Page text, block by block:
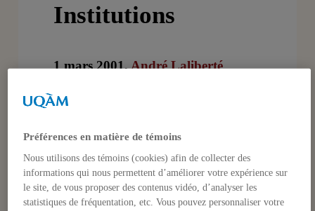
Institutions
1 mars 2001,André Laliberté
Identity Conflicts in Asia: Identifying
the Issues for Canada and Multilateral
Institutions» (en coopération avec
Susan J. Henders, Carole Channer,
Préférences en matière de témoins
Nous utilisons des témoins (cookies) afin de collecter des
informations qui nous permettent d’améliorer votre expérience sur
le site, de vous proposer des contenus vidéo, d’analyser les
statistiques de fréquentation, etc. Vous pouvez personnaliser votre